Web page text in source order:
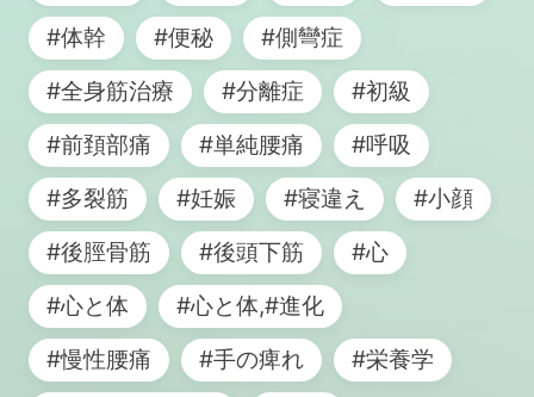
#体幹
#便秘
#側彎症
#全身筋治療
#分離症
#初級
#前頚部痛
#単純腰痛
#呼吸
#多裂筋
#妊娠 #寝違え
#小顔
#後脛骨筋
#後頭下筋
#心
#心と体
#心と体,#進化
#慢性腰痛
#手の痺れ
#栄養学